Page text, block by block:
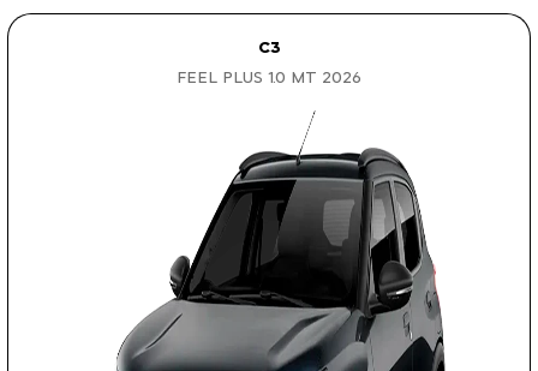
C3
FEEL PLUS 1.0 MT 2026